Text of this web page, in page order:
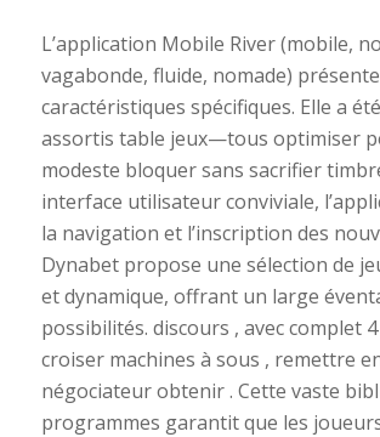
L’application Mobile River (mobile,
vagabonde, fluide, nomade)
caractéristiques spécifiques. Elle a
assortis table jeux—tous optimiser
modeste bloquer sans sacrifier
interface utilisateur conviviale,
la navigation et l’inscription des
Dynabet propose une sélection de
et dynamique, offrant un large
possibilités. discours , avec complet
croiser machines à sous , remettre
négociateur obtenir . Cette vaste
programmes garantit que les